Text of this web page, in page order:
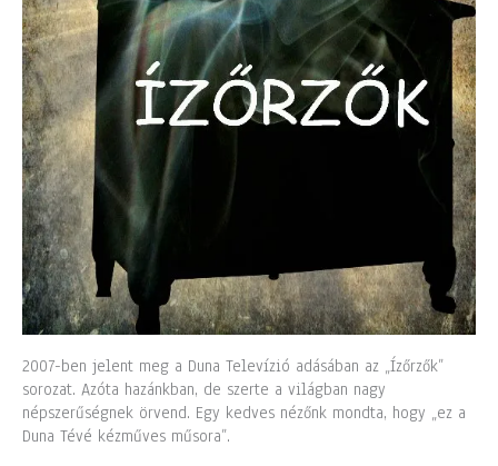
2007-ben jelent meg a Duna Televízió adásában az „Ízőrzők”
sorozat. Azóta hazánkban, de szerte a világban nagy
népszerűségnek örvend. Egy kedves nézőnk mondta, hogy „ez a
Duna Tévé kézműves műsora”.